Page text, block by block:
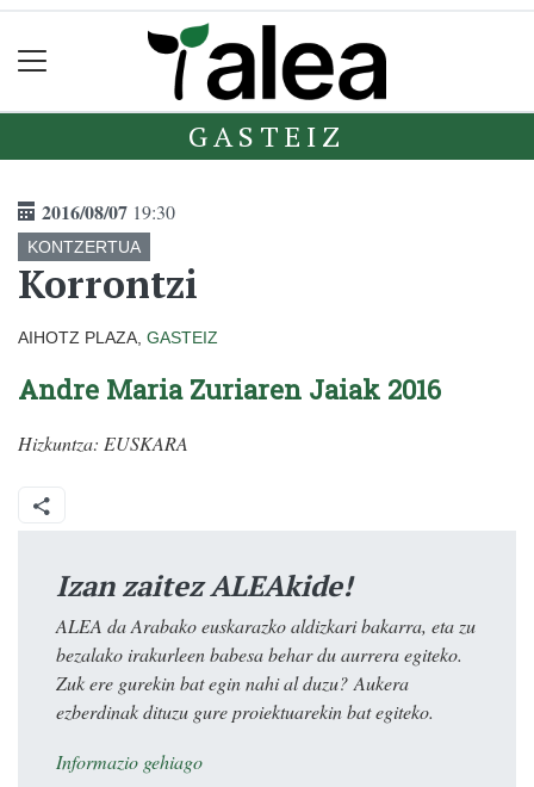
GASTEIZ
2016/08/07 19:30
KONTZERTUA
Korrontzi
AIHOTZ PLAZA, GASTEIZ
Andre Maria Zuriaren Jaiak 2016
Hizkuntza: EUSKARA
Izan zaitez ALEAkide!
ALEA da Arabako euskarazko aldizkari bakarra, eta zu
bezalako irakurleen babesa behar du aurrera egiteko.
Zuk ere gurekin bat egin nahi al duzu? Aukera
ezberdinak dituzu gure proiektuarekin bat egiteko.
Informazio gehiago